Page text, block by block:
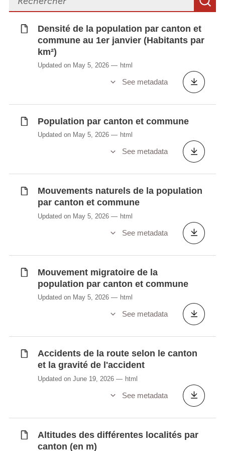
Densité de la population par canton et
commune au 1er janvier (Habitants par
km²)
Updated on May 5, 2026 html
See metadata
Population par canton et commune
Updated on May 5, 2026 html
See metadata
Mouvements naturels de la population
par canton et commune
Updated on May 5, 2026 html
See metadata
Mouvement migratoire de la
population par canton et commune
Updated on May 5, 2026 html
See metadata
Accidents de la route selon le canton
et la gravité de l'accident
Updated on June 19, 2026 html
See metadata
Altitudes des différentes localités par
canton (en m)